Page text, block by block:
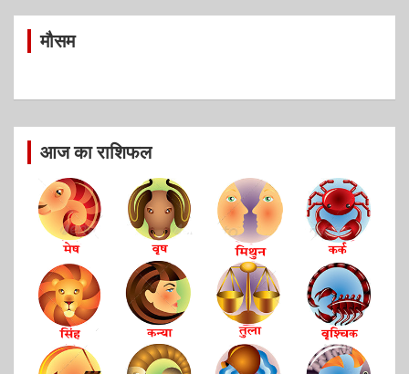
मौसम
आज का राशिफल